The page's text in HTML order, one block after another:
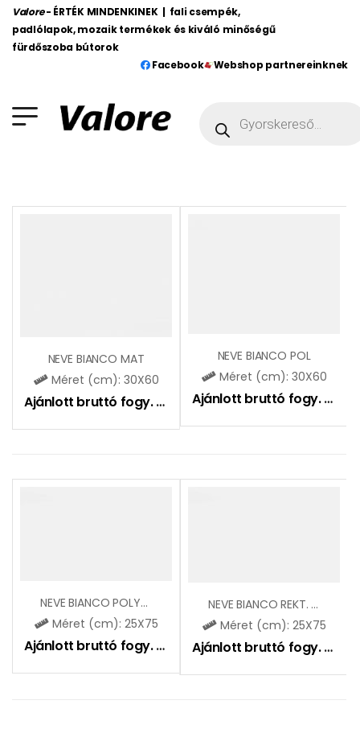
Valore - ÉRTÉK MINDENKINEK | fali csempék,
padlólapok, mozaik termékek és kiváló minőségű
fürdőszoba bútorok
Facebook
Webshop partnereinknek
NEVE BIANCO MAT
Méret (cm): 30X60
Ajánlott bruttó fogy. ár: 9450Ft
NEVE BIANCO POL
Méret (cm): 30X60
Ajánlott bruttó fogy. ár:
NEVE BIANCO POLYSK
Méret (cm): 25X75
Ajánlott bruttó fogy. ár: 11050Ft
NEVE BIANCO REKT. MAT
Méret (cm): 25X75
Ajánlott bruttó fogy. ár: